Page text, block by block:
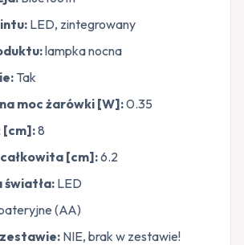
LED, zintegrowany
lampka nocna
Tak
moc żarówki [W]:0.35
[cm]:8
[cm]:6.2
światła: LED
(AA)
NIE, brak w zestawie!